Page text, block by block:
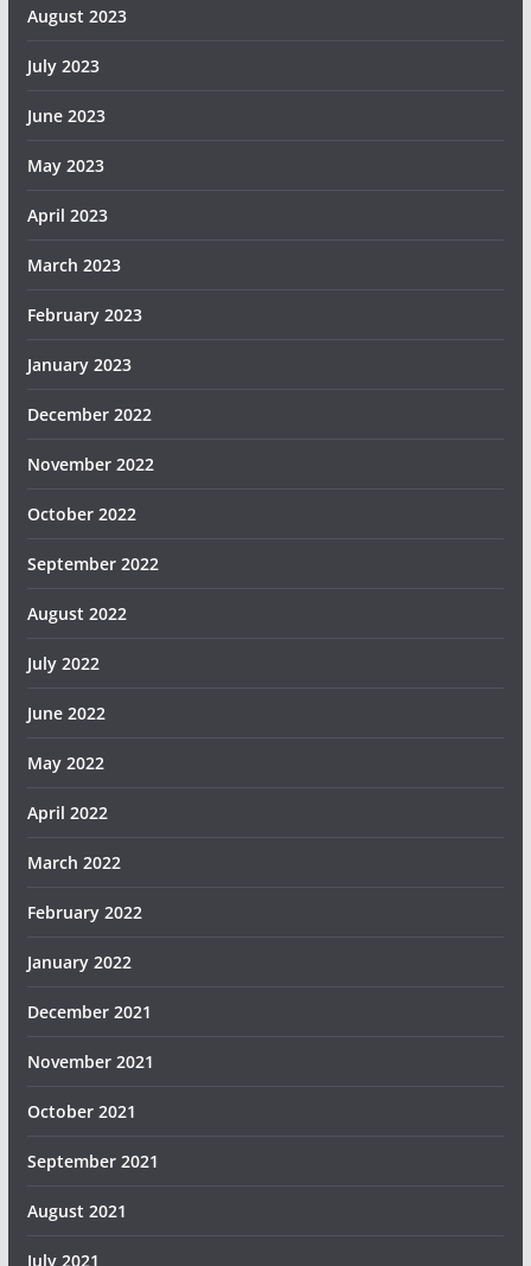
August 2023
July 2023
June 2023
May 2023
April 2023
March 2023
February 2023
January 2023
December 2022
November 2022
October 2022
September 2022
August 2022
July 2022
June 2022
May 2022
April 2022
March 2022
February 2022
January 2022
December 2021
November 2021
October 2021
September 2021
August 2021
July 2021